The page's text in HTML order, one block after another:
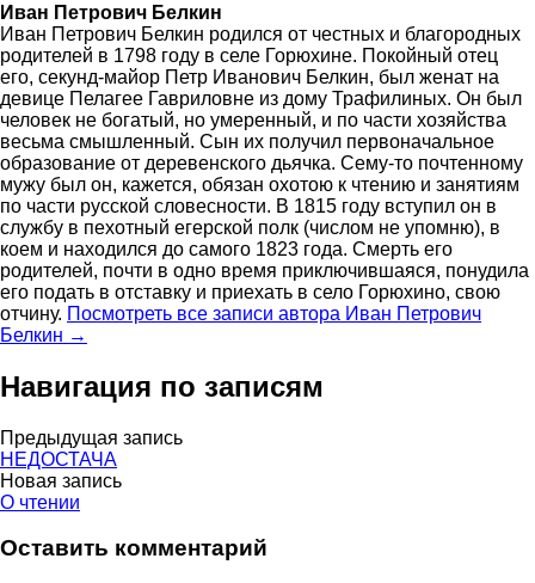
Иван Петрович Белкин
Иван Петрович Белкин родился от честных и благородных
родителей в 1798 году в селе Горюхине. Покойный отец
его, секунд-майор Петр Иванович Белкин, был женат на
девице Пелагее Гавриловне из дому Трафилиных. Он был
человек не богатый, но умеренный, и по части хозяйства
весьма смышленный. Сын их получил первоначальное
образование от деревенского дьячка. Сему-то почтенному
мужу был он, кажется, обязан охотою к чтению и занятиям
по части русской словесности. В 1815 году вступил он в
службу в пехотный егерской полк (числом не упомню), в
коем и находился до самого 1823 года. Смерть его
родителей, почти в одно время приключившаяся, понудила
его подать в отставку и приехать в село Горюхино, свою
отчину. Посмотреть все записи автора Иван Петрович
Белкин →
Навигация по записям
Предыдущая запись
НЕДОСТАЧА
Новая запись
О чтении
Оставить комментарий